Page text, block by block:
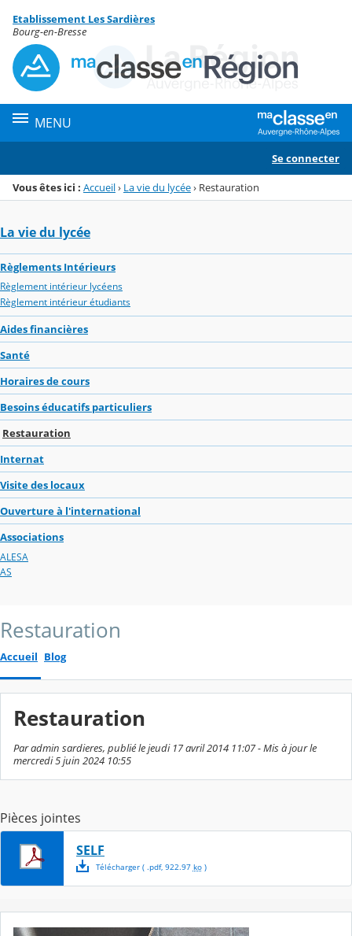
Menu de la rubrique
Contenu
Etablissement Les Sardières
Bourg-en-Bresse
MENU
Se connecter
Vous êtes ici : Accueil› La vie du lycée› Restauration
La vie du lycée
Règlements Intérieurs
Règlement intérieur lycéens
Règlement intérieur étudiants
Aides financières
Santé
Horaires de cours
Besoins éducatifs particuliers
Restauration
Internat
Visite des locaux
Ouverture à l'international
Associations
ALESA
AS
Restauration
Accueil Blog
Restauration
Par admin sardieres, publié le jeudi 17 avril 2014 11:07 - Mis à jour le
mercredi 5 juin 2024 10:55
Pièces jointes
SELF
Télécharger( .pdf, 922.97 ko)